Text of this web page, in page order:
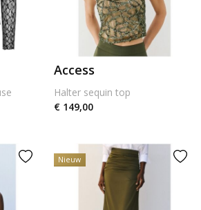
Access
Halter sequin top
€ 149,00
Nieuw